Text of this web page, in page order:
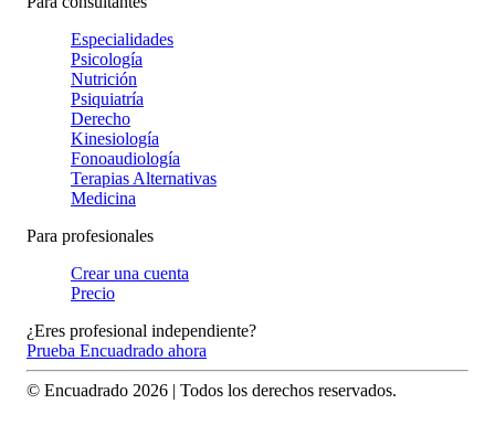
Especialidades
Psicología
Nutrición
Psiquiatría
Derecho
Kinesiología
Fonoaudiología
Terapias Alternativas
Medicina
Para profesionales
Crear una cuenta
Precio
¿Eres profesional independiente?
Prueba Encuadrado ahora
© Encuadrado 2026 | Todos los derechos reservados.